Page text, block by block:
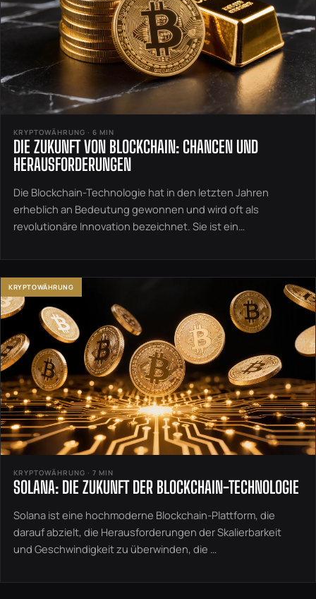
KRYPTOWÄHRUNG · 6 MIN
DIE ZUKUNFT VON BLOCKCHAIN: CHANCEN UND
HERAUSFORDERUNGEN
Die Blockchain-Technologie hat in den letzten Jahren
erheblich an Bedeutung gewonnen und wird oft als
revolutionäre Innovation bezeichnet. Sie ist ein…
KRYPTOWÄHRUNG
KRYPTOWÄHRUNG · 7 MIN
SOLANA: DIE ZUKUNFT DER BLOCKCHAIN-TECHNOLOGIE
Solana ist eine hochmoderne Blockchain-Plattform, die
darauf abzielt, die Herausforderungen der Skalierbarkeit
und Geschwindigkeit zu überwinden, die …